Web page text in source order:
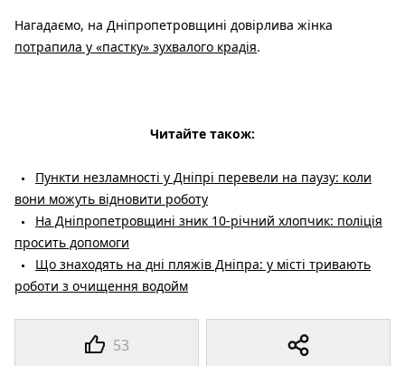
53
Нагадаємо, на Дніпропетровщині довірлива жінка
потрапила у «пастку» зухвалого крадія.
Читайте також:
Пункти незламності у Дніпрі перевели на паузу: коли
вони можуть відновити роботу
На Дніпропетровщині зник 10-річний хлопчик: поліція
просить допомоги
Що знаходять на дні пляжів Дніпра: у місті тривають
роботи з очищення водойм